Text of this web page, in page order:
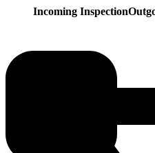
Incoming Inspection